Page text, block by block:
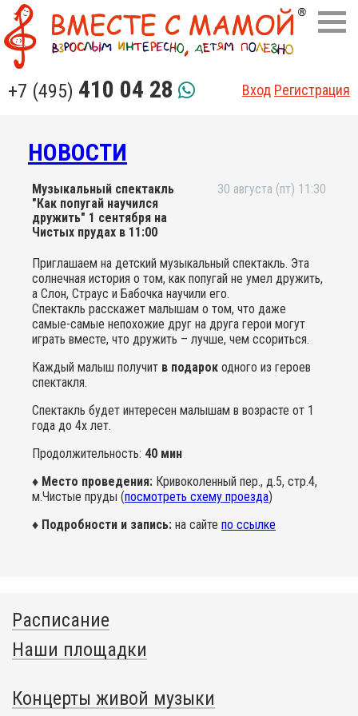
+7 (495) 410 04 28 Вход Регистрация
НОВОСТИ
Музыкальный спектакль
"Как попугай научился
дружить" 1 сентября на
Чистых прудах в 11:00
30 августа (пт) 11:30
Приглашаем на детский музыкальный спектакль. Эта
солнечная история о том, как попугай не умел дружить,
а Слон, Страус и Бабочка научили его.
Спектакль расскажет малышам о том, что даже
самые-самые непохожие друг на друга герои могут
играть вместе, что дружить – лучше, чем ссориться.
Каждый малыш получит в подарок одного из героев
спектакля.
Спектакль будет интересен малышам в возрасте от 1
года до 4х лет.
Продолжительность: 40 мин
♦ Место проведения: Кривоколенный пер., д.5, стр.4,
м.Чистые пруды (посмотреть схему проезда)
♦ Подробности и запись: на сайте по ссылке
Расписание
Наши площадки
Концерты живой музыки